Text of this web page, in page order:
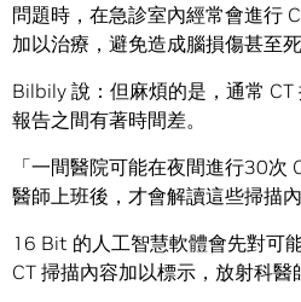
問題時，在急診室內經常會進行
加以治療，避免造成腦損傷甚至死
Bilbily 說：但麻煩的是，通常
報告之間有著時間差。
「一間醫院可能在夜間進行30次
醫師上班後，才會解讀這些掃描
16 Bit 的人工智慧軟體會先對可
CT 掃描內容加以標示，放射科醫